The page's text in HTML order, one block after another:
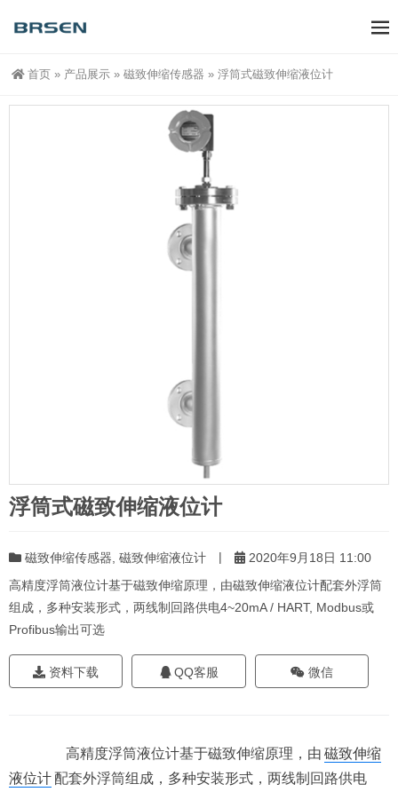
首页 » 产品展示 » 磁致伸缩传感器 » 浮筒式磁致伸缩液位计
浮筒式磁致伸缩液位计
磁致伸缩传感器 磁致伸缩液位计 |
2020年9月18日 11:00
高精度浮筒液位计基于磁致伸缩原理，由磁致伸缩液位计配套外浮筒
组成，多种安装形式，两线制回路供电4~20mA / HART, Modbus或
Profibus输出可选
资料下载 QQ客服 微信
高精度浮筒液位计基于磁致伸缩原理，由 磁致伸缩
液位计 配套外浮筒组成，多种安装形式，两线制回路供电